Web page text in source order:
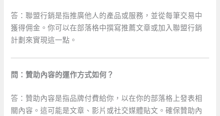
答：聯盟行銷是指推廣他人的產品或服務，並從每筆交易中
獲得佣金。你可以在部落格中撰寫推薦文章或加入聯盟行銷
計劃來實現這一點。
問：贊助內容的運作方式如何？
答：贊助內容是指品牌付費給你，以在你的部落格上發表相
關內容。這可能是文章、影片或社交媒體貼文。確保贊助內